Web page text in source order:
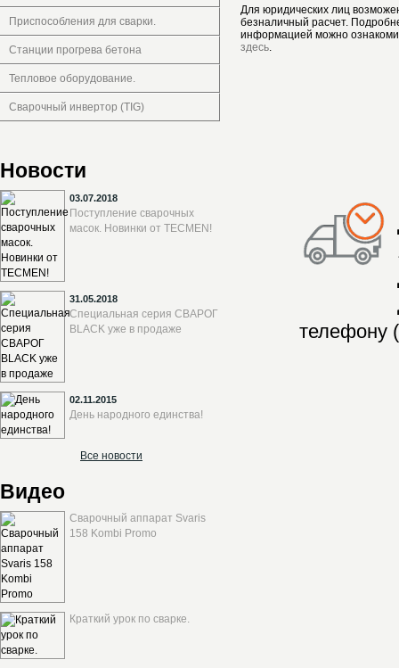
Приспособления для сварки.
Станции прогрева бетона
Тепловое оборудование.
Сварочный инвертор (TIG)
Новости
03.07.2018
Поступление сварочных
масок. Новинки от TECMEN!
31.05.2018
Специальная серия СВАРОГ
BLACK уже в продаже
02.11.2015
День народного единства!
Все новости
Видео
Сварочный аппарат Svaris
158 Kombi Promo
Краткий урок по сварке.
Для юридических лиц
безналичный расчет.
информацией можно
здесь.
телефону